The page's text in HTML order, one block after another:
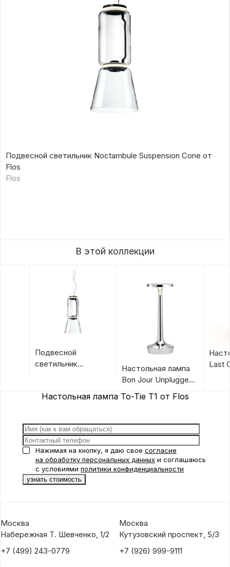
Подвесной светильник Noctambule Suspension Cone от
Flos
Flos
В этой коллекции
Подвесной
светильник
Flos
Настольная лампа
Bon Jour Unplugged
Last
Настольная лампа To-Tie T1 от Flos
Нажимая на кнопку, я даю свое согласие
на обработку персональных данных и соглашаюсь
с условиями политики конфиденциальности
Москва
Набережная Т. Шевченко, 1/2
+7 (499) 243-0779
Москва
Кутузовский проспект, 5/3
+7 (926) 999-9111